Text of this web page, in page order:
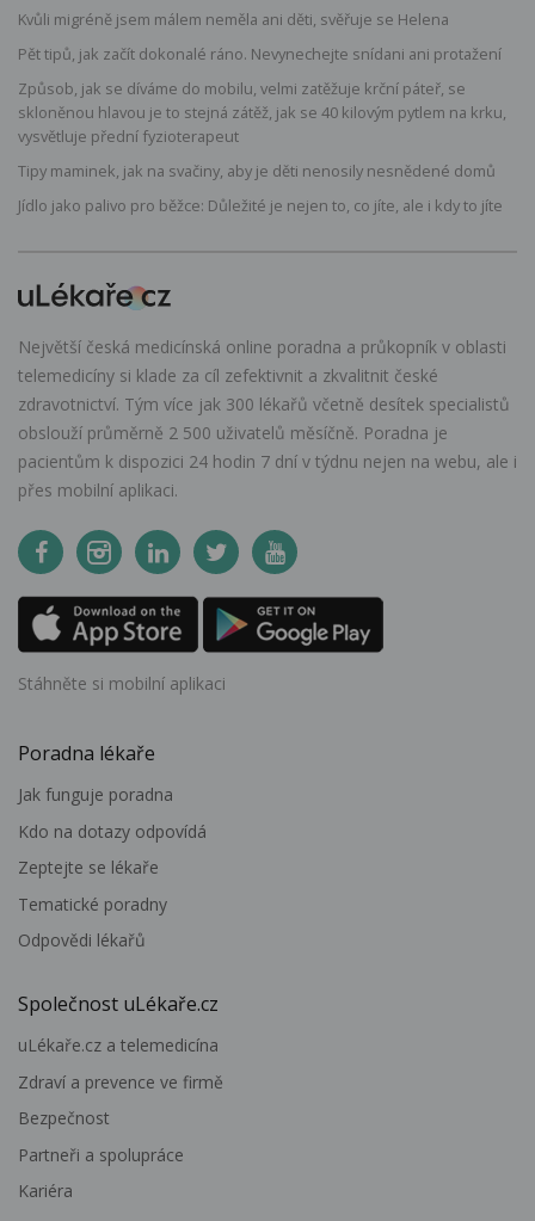
Kvůli migréně jsem málem neměla ani děti, svěřuje se Helena
Pět tipů, jak začít dokonalé ráno. Nevynechejte snídani ani protažení
Způsob, jak se díváme do mobilu, velmi zatěžuje krční páteř, se
skloněnou hlavou je to stejná zátěž, jak se 40 kilovým pytlem na krku,
vysvětluje přední fyzioterapeut
Tipy maminek, jak na svačiny, aby je děti nenosily nesnědené domů
Jídlo jako palivo pro běžce: Důležité je nejen to, co jíte, ale i kdy to jíte
Největší česká medicínská online poradna a průkopník v oblasti
telemedicíny si klade za cíl zefektivnit a zkvalitnit české
zdravotnictví. Tým více jak 300 lékařů včetně desítek specialistů
obslouží průměrně 2 500 uživatelů měsíčně. Poradna je
pacientům k dispozici 24 hodin 7 dní v týdnu nejen na webu, ale i
přes mobilní aplikaci.
Stáhněte si mobilní aplikaci
Poradna lékaře
Jak funguje poradna
Kdo na dotazy odpovídá
Zeptejte se lékaře
Tematické poradny
Odpovědi lékařů
Společnost uLékaře.cz
uLékaře.cz a telemedicína
Zdraví a prevence ve firmě
Bezpečnost
Partneři a spolupráce
Kariéra